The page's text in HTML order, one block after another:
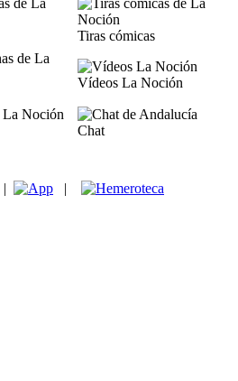
Tiras cómicas
Vídeos La Noción
Chat
| |